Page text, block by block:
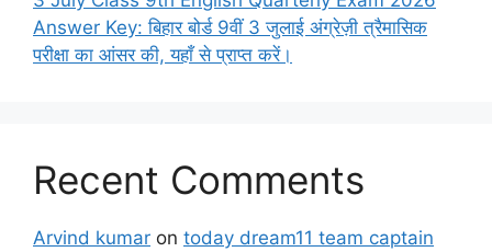
Answer Key: बिहार बोर्ड 9वीं 3 जुलाई अंग्रेज़ी त्रैमासिक
परीक्षा का आंसर की, यहाँ से प्राप्त करें।
Recent Comments
Arvind kumar on today dream11 team captain